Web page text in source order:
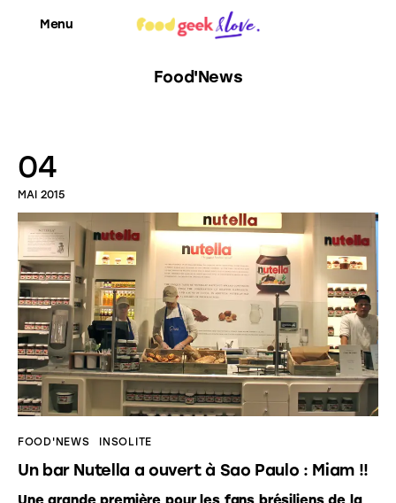
Menu
Food’Art
Food’Event
Food’Life
Food'News
04
MAI 2015
FOOD'NEWS INSOLITE
Un bar Nutella a ouvert à Sao Paulo : Miam !!